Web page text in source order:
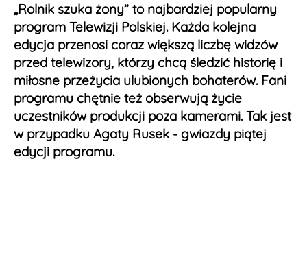
„Rolnik szuka żony” to najbardziej popularny
program Telewizji Polskiej. Każda kolejna
edycja przenosi coraz większą liczbę widzów
przed telewizory, którzy chcą śledzić historię i
miłosne przeżycia ulubionych bohaterów. Fani
programu chętnie też obserwują życie
uczestników produkcji poza kamerami. Tak jest
w przypadku Agaty Rusek - gwiazdy piątej
edycji programu.